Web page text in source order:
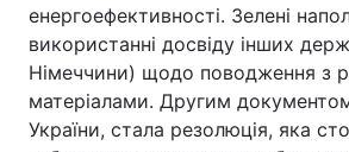
енергоефективності. Зелені
використанні досвіду інших
Німеччини) щодо поводження з
матеріалами. Другим
України, стала резолюція, яка